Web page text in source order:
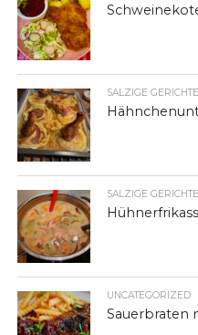
SALZIGE GERICHTE
SALZIGE GERICHTE
UNCATEGORIZED
Sauerbraten